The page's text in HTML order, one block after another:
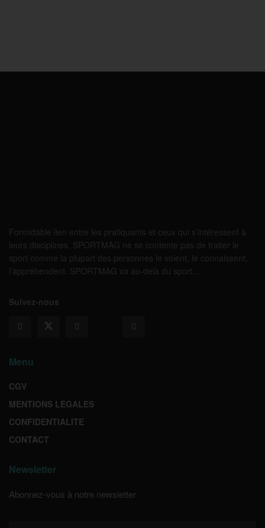
Formidable lien entre les pratiquants et ceux qui s’intéressent à
leurs disciplines, SPORTMAG ne se contente pas de traiter le
sport comme la plupart des personnes le voient, le connaissent,
l’appréhendent. SPORTMAG va au-delà du sport…
Suivez-nous
Menu
CGV
MENTIONS LEGALES
CONFIDENTIALITE
CONTACT
Newsletter
Abonnez-vous à notre newsletter